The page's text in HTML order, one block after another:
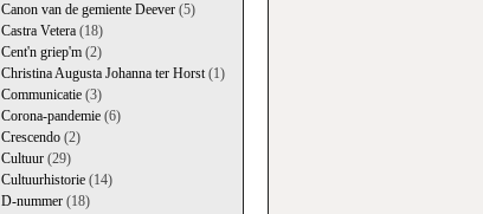
Canon van de gemiente Deever(5)
Castra Vetera(18)
Cent'n griep'm(2)
Christina Augusta Johanna ter Horst(1)
Communicatie(3)
Corona-pandemie(6)
Crescendo(2)
Cultuur(29)
Cultuurhistorie(14)
D-nummer(18)